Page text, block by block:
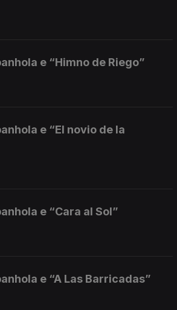
e “Himno de Riego”
e “El novio de la
e “Cara al Sol”
e “A Las Barricadas”